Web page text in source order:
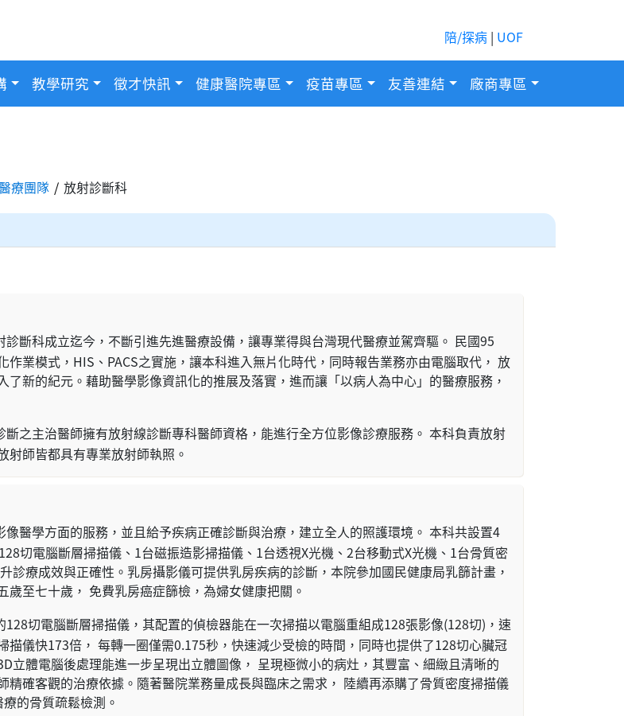
陪/探病 | UOF
教學研究 徵才快訊 健康醫院專區 疫苗專區 友善連結 廠商專區
療團隊 放射診斷科
診斷科成立迄今，不斷引進先進醫療設備，讓專業得與台灣現代醫療並駕齊驅。 民國95
作業模式，HIS、PACS之實施，讓本科進入無片化時代，同時報告業務亦由電腦取代， 放
了新的紀元。藉助醫學影像資訊化的推展及落實，進而讓「以病人為中心」的醫療服務，
斷之主治醫師擁有放射線診斷專科醫師資格，能進行全方位影像診療服務。 本科負責放射
射師皆都具有專業放射師執照。
像醫學方面的服務，並且給予疾病正確診斷與治療，建立全人的照護環境。 本科共設置4
切電腦斷層掃描儀、1台磁振造影掃描儀、1台透視X光機、2台移動式X光機、1台骨質密
診療成效與正確性。乳房攝影儀可提供乳房疾病的診斷，本院參加國民健康局乳篩計畫，
歲至七十歲， 免費乳房癌症篩檢，為婦女健康把關。
128切電腦斷層掃描儀，其配置的偵檢器能在一次掃描以電腦重組成128張影像(128切)，速
描儀快173倍， 每轉一圈僅需0.175秒，快速減少受檢的時間，同時也提供了128切心臟冠
立體電腦後處理能進一步呈現出立體圖像， 呈現極微小的病灶，其豐富、細緻且清晰的
精確客觀的治療依據。隨著醫院業務量成長與臨床之需求， 陸續再添購了骨質密度掃描儀
的骨質疏鬆檢測。